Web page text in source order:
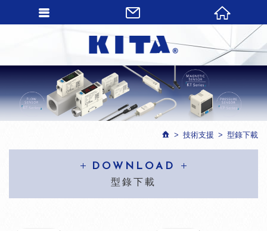
技術支援 型錄下載
DOWNLOAD
型錄下載